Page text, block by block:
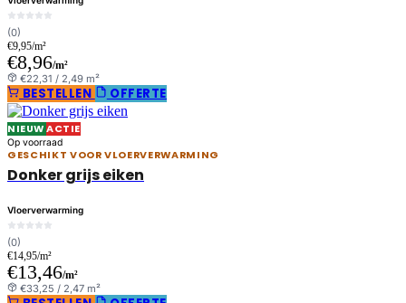
(0)
€9,95/m²
€8,96/m²
€22,31 / 2,49 m²
BESTELLEN OFFERTE
NIEUWACTIE
Op voorraad
GESCHIKT VOOR VLOERVERWARMING
Donker grijs eiken
Vloerverwarming
(0)
€14,95/m²
€13,46/m²
€33,25 / 2,47 m²